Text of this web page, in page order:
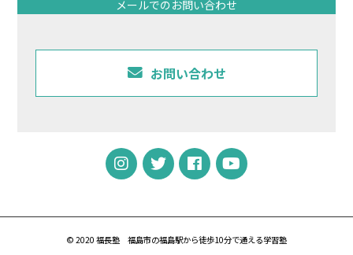
メールでのお問い合わせ
お問い合わせ
© 2020 福長塾 福島市の福島駅から徒歩10分で通える学習塾